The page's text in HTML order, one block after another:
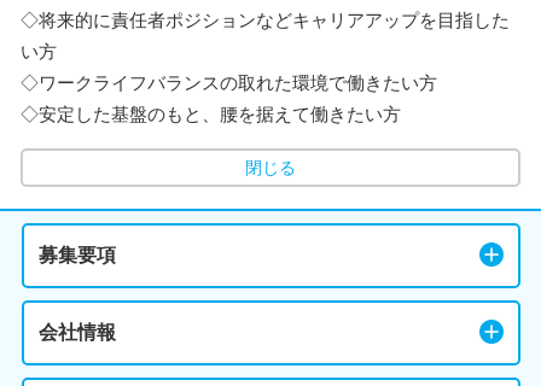
◇将来的に責任者ポジションなどキャリアアップを目指した
い方
◇ワークライフバランスの取れた環境で働きたい方
◇安定した基盤のもと、腰を据えて働きたい方
閉じる
募集要項
会社情報